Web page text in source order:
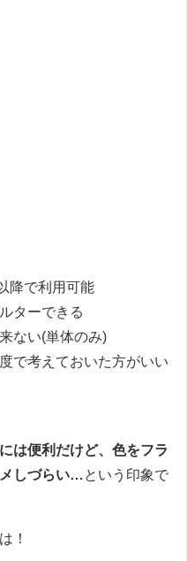
降で利用可能
ターできる
ない(単体のみ)
で考えておいた方がいい
は便利だけど、色をフラ
しづらい…という印象で
！